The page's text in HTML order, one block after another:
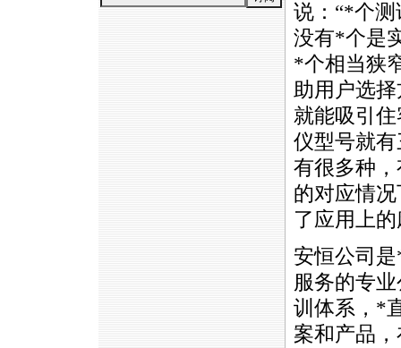
说：“*个测
没有*个是
*个相当狭
助用户选
就能吸引
仪型号就
有很多种
的对应情
了应用上
安恒公司是
服务的专
训体系， *
案和产品